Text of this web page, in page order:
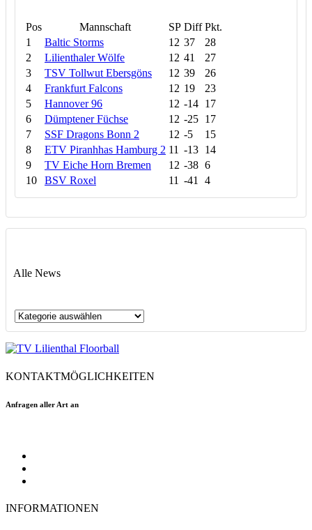
Pos Mannschaft SP Diff Pkt.
1
Baltic Storms 12 37
28
2
Lilienthaler Wölfe 12 41
27
3
TSV Tollwut Ebersgöns 12 39
26
4
Frankfurt Falcons 12 19
23
5
Hannover 96 12 -14 17
6
Dümptener Füchse 12 -25 17
7
SSF Dragons Bonn 2 12 -5
15
8
ETV Piranhhas Hamburg 2 11 -13 14
9
TV Eiche Horn Bremen 12 -38 6
10
BSV Roxel 11 -41 4
Alle News
Alle
KONTAKTMÖGLICHKEITEN
Anfragen aller Art an
INFORMATIONEN